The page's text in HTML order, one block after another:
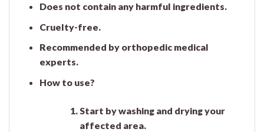
Does not contain any harmful ingredients.
Cruelty-free.
Recommended by orthopedic medical
experts.
How to use?
Start by washing and drying your
affected area.